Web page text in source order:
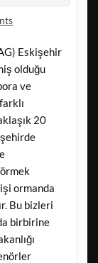
Eskişehir
olduğu
ve
20
ormanda
Bu bizleri
birbirine